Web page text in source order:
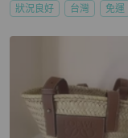
狀況良好 台灣 免運